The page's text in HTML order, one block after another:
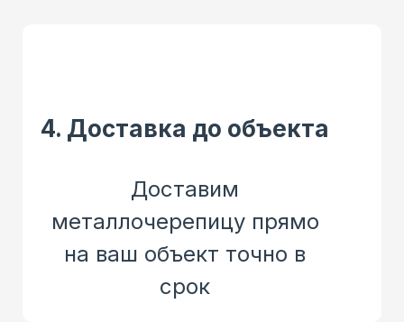
Доставим
металлочерепицу прямо
на ваш объект точно в
срок
4. Доставка до объекта